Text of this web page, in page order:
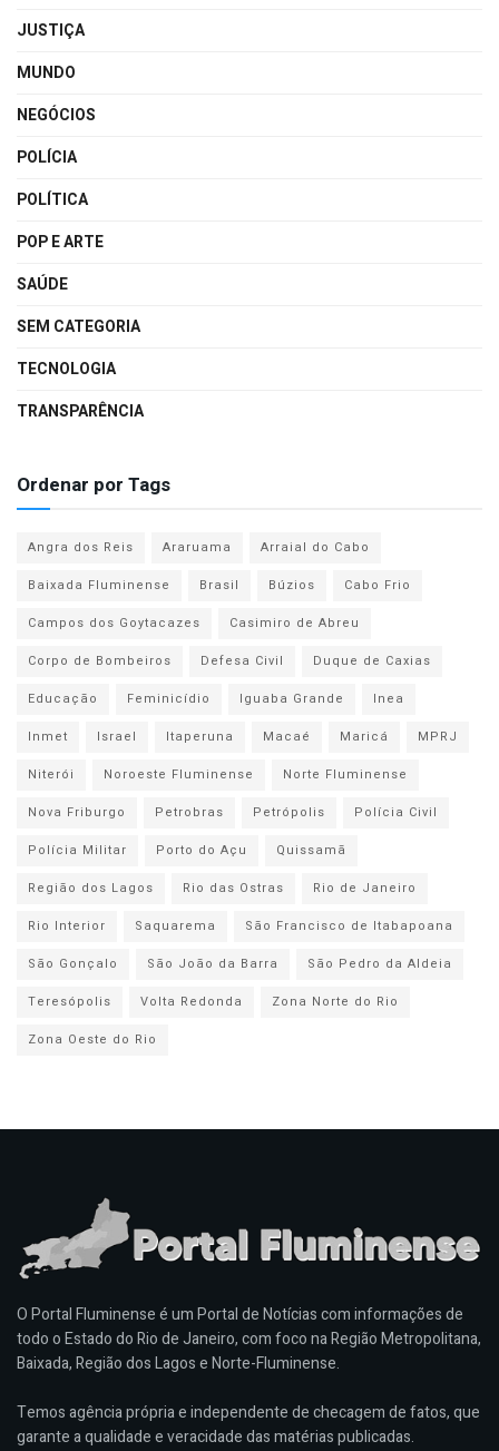
JUSTIÇA
MUNDO
NEGÓCIOS
POLÍCIA
POLÍTICA
POP E ARTE
SAÚDE
SEM CATEGORIA
TECNOLOGIA
TRANSPARÊNCIA
Ordenar por Tags
Angra dos Reis Araruama
Arraial do Cabo
Baixada Fluminense
Brasil Búzios
Cabo Frio
Campos dos Goytacazes
Casimiro de Abreu
Corpo de Bombeiros
Defesa Civil
Duque de Caxias
Educação
Feminicídio Iguaba Grande
Inea
Inmet
Israel Itaperuna Macaé Maricá
MPRJ
Niterói
Noroeste Fluminense
Norte Fluminense
Nova Friburgo
Petrobras Petrópolis
Polícia Civil
Polícia Militar
Porto do Açu
Quissamã
Região dos Lagos
Rio das Ostras
Rio de Janeiro
Rio Interior
Saquarema
São Francisco de Itabapoana
São Gonçalo
São João da Barra
São Pedro da Aldeia
Teresópolis
Volta Redonda
Zona Norte do Rio
Zona Oeste do Rio
O Portal Fluminense é um Portal de Notícias com informações de
todo o Estado do Rio de Janeiro, com foco na Região Metropolitana,
Baixada, Região dos Lagos e Norte-Fluminense.
Temos agência própria e independente de checagem de fatos, que
garante a qualidade e veracidade das matérias publicadas.